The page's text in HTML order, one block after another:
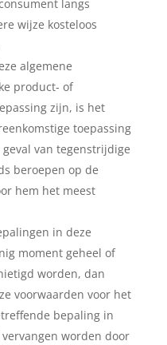
langs
wijze kosteloos
algemene
product- of
zijn, is het
toepassing
van tegenstrijdige
beroepen op de
hem het meest
in deze
moment geheel of
worden, dan
voorwaarden voor het
bepaling in
worden door